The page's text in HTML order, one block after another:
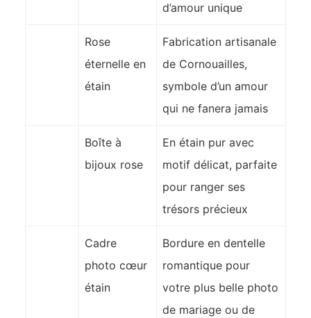
d’amour unique
Rose
éternelle en
étain
Fabrication artisanale
de Cornouailles,
symbole d’un amour
qui ne fanera jamais
Boîte à
bijoux rose
En étain pur avec
motif délicat, parfaite
pour ranger ses
trésors précieux
Cadre
photo cœur
étain
Bordure en dentelle
romantique pour
votre plus belle photo
de mariage ou de